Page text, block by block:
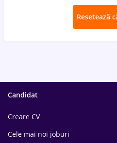
Resetează
Candidat
Creare CV
Cele mai noi joburi